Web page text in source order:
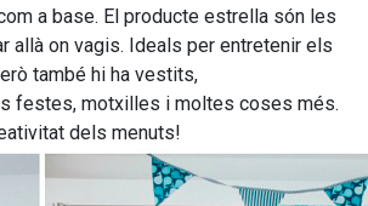
a base. El producte estrella són les
on vagis. Ideals per entretenir els
també hi ha vestits,
festes, motxilles i moltes coses més.
dels menuts!